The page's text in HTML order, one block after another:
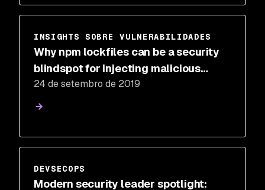
INSIGHTS SOBRE VULNERABILIDADES
Why npm lockfiles can be a security
blindspot for injecting malicious
modules
24 de setembro de 2019
DEVSECOPS
Modern security leader spotlight: